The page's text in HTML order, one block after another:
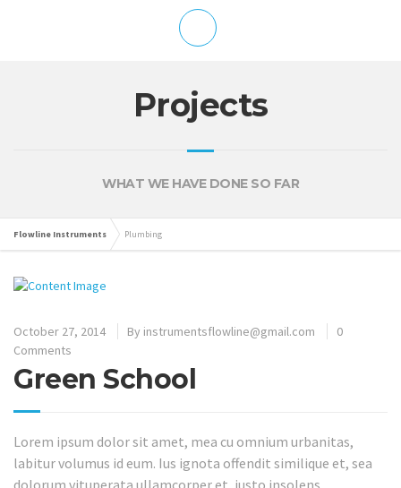
Projects
WHAT WE HAVE DONE SO FAR
Flowline Instruments Plumbing
October 27, 2014 By instrumentsflowline@gmail.com
0
Comments
Green School
Lorem ipsum dolor sit amet, mea cu omnium urbanitas,
labitur volumus id eum. Ius ignota offendit similique et, sea
dolorum vituperata ullamcorper et, justo insolens